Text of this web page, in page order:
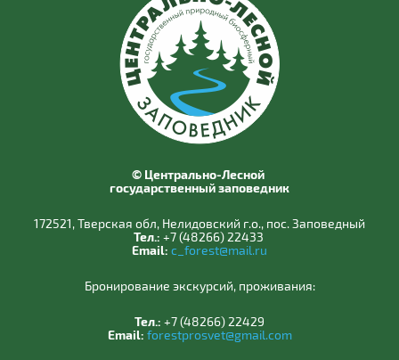
© Центрально-Лесной
государственный заповедник
172521, Тверская обл, Нелидовский г.о., пос. Заповедный
Тел.: +7 (48266) 22433
Email: c_forest@mail.ru
Бронирование экскурсий, проживания:
Тел.: +7 (48266) 22429
Email: forestprosvet@gmail.com